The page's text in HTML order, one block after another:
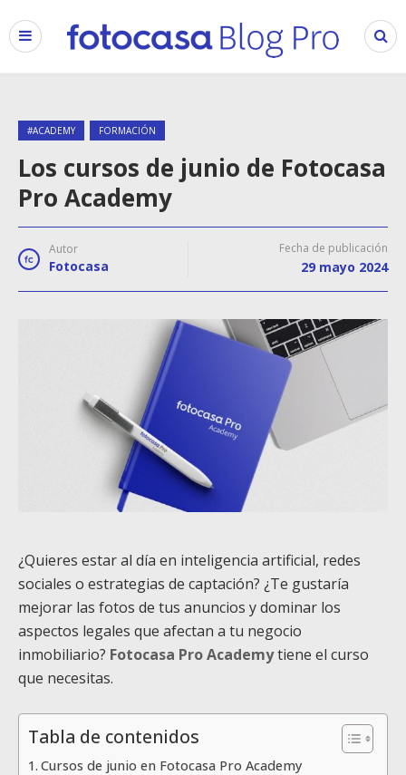
#ACADEMY FORMACIÓN
Los cursos de junio de Fotocasa
Pro Academy
Autor
Fotocasa
Fecha de publicación
29 mayo 2024
¿Quieres estar al día en inteligencia artificial, redes
sociales o estrategias de captación? ¿Te gustaría
mejorar las fotos de tus anuncios y dominar los
aspectos legales que afectan a tu negocio
inmobiliario? Fotocasa Pro Academytiene el curso
que necesitas.
Tabla de contenidos
Cursos de junio en Fotocasa Pro Academy